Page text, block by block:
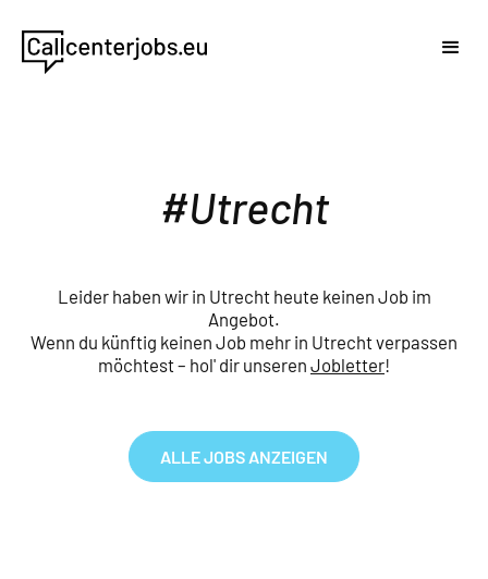
Utrecht
Leider haben wir in Utrecht heute keinen Job im
Angebot.
Wenn du künftig keinen Job mehr in Utrecht verpassen
möchtest – hol' dir unseren Jobletter!
ALLE JOBS ANZEIGEN